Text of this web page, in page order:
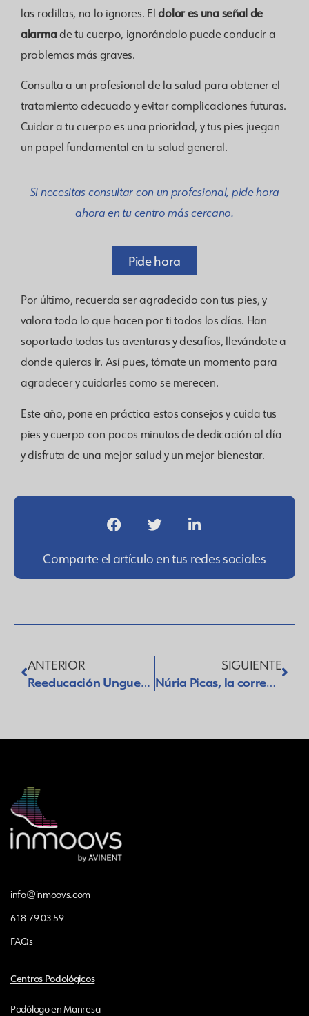
las rodillas, no lo ignores. Eldolor es una señal de
alarmade tu cuerpo, ignorándolo puede conducir a
problemas más graves.
Consulta a un profesional de la salud para obtener el
tratamiento adecuado y evitar complicaciones futuras.
Cuidar a tu cuerpo es una prioridad, y tus pies juegan
un papel fundamental en tu salud general.
Si necesitas consultar con un profesional, pide hora
ahora en tu centro más cercano.
Pide hora
Por último, recuerda ser agradecido con tus pies, y
valora todo lo que hacen por ti todos los días. Han
soportado todas tus aventuras y desafíos, llevándote a
donde quieras ir. Así pues, tómate un momento para
agradecer y cuidarles como se merecen.
Este año, pone en práctica estos consejos y cuida tus
pies y cuerpo con pocos minutos de dedicación al día
y disfruta de una mejor salud y un mejor bienestar.
Comparte el artículo en tus redes sociales
ANTERIOR
Reeducación Ungueal: Una alternativa efectiva para tratar las uñas encarnadas
SIGUIENTE
Núria Picas, la corredora de carreras de montaña que hace historia allá donde pasa
info@inmoovs.com
618 79 03 59
FAQs
Centros Podológicos
Podólogo en Manresa